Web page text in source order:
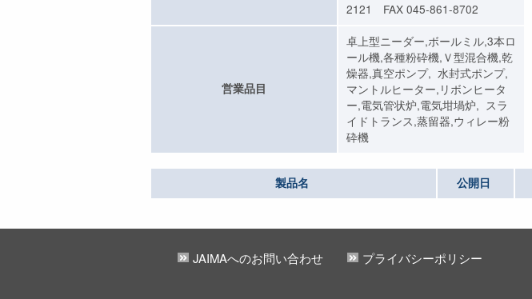
2121 FAX 045-861-8702
営業品目
卓上型ニーダー,ボールミル,3本ロ
ール機,各種粉砕機,Ｖ型混合機,乾
燥器,真空ポンプ, 水封式ポンプ,
マントルヒーター,リボンヒータ
ー,電気管状炉,電気坩堝炉, スラ
イドトランス,蒸留器,ウィレー粉
砕機
製品名 公開日
JAIMAへのお問い合わせ プライバシーポリシー